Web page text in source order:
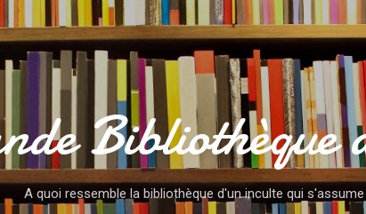
Accéder au contenu principal
Bibliothèque
A quoi ressemble la bibliothèque d'un inculte qui s'assume